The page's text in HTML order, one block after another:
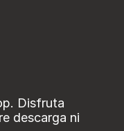
Disfruta
descarga ni